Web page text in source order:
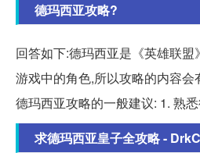
德玛西亚攻略?
回答如下:德玛西亚是《英雄联
游戏中的角色,所以攻略的内容
德玛西亚攻略的一般建议: 1. 熟悉
求德玛西亚皇子全攻略 -